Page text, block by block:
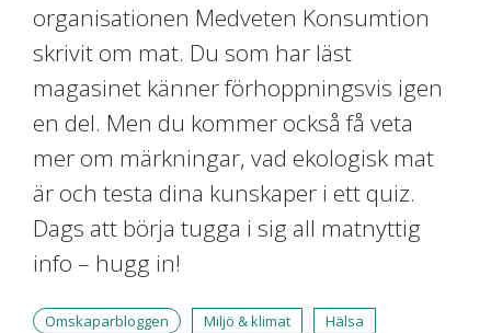
organisationen Medveten Konsumtion
skrivit om mat. Du som har läst
magasinet känner förhoppningsvis igen
en del. Men du kommer också få veta
mer om märkningar, vad ekologisk mat
är och testa dina kunskaper i ett quiz.
Dags att börja tugga i sig all matnyttig
info – hugg in!
Omskaparbloggen Miljö & klimat
Hälsa